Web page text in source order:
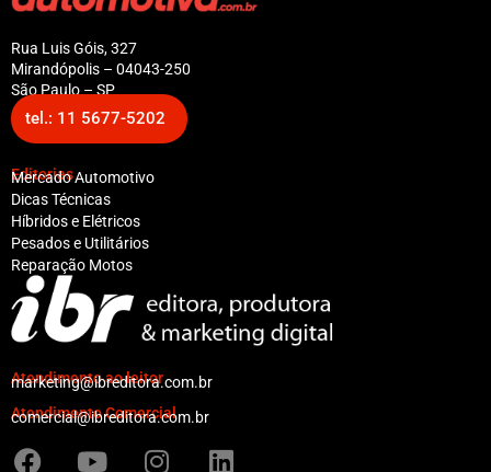
Rua Luis Góis, 327
Mirandópolis – 04043-250
São Paulo – SP
tel.: 11 5677-5202
Editorias
Mercado Automotivo
Dicas Técnicas
Híbridos e Elétricos
Pesados e Utilitários
Reparação Motos
Atendimento ao leitor
marketing@ibreditora.com.br
Atendimento Comercial
comercial@ibreditora.com.br
F
Y
I
L